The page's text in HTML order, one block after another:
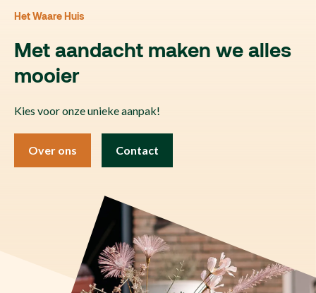
Het Waare Huis
Met aandacht maken we alles
mooier
Kies voor onze unieke aanpak!
Over ons Contact